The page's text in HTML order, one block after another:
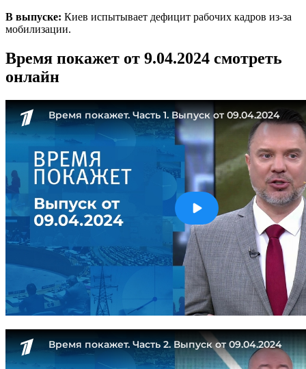
В выпуске: Киев испытывает дефицит рабочих кадров из-за
мобилизации.
Время покажет от 9.04.2024 смотреть
онлайн